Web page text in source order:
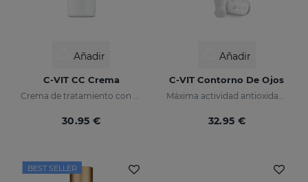
Añadir
C-VIT CC Crema
Crema de tratamiento con color, antioxidante con vitamina C y ácido hialurónico
30.95 €
Añadir
C-VIT Contorno De Ojos
Máxima actividad antioxidante
32.95 €
BEST SELLER